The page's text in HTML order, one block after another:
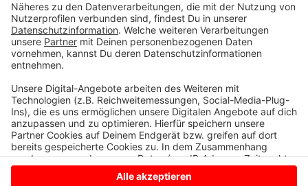
Anzeige
Anzeige